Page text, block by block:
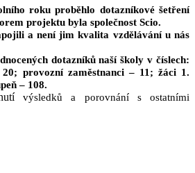
roku proběhlo dotazníkové šetření
projektu byla společnost Scio.
a není jim kvalita vzdělávání u nás
dotazníků naší školy v číslech:
provozní zaměstnanci – 11; žáci 1.
– 108.
výsledků a porovnání s ostatními